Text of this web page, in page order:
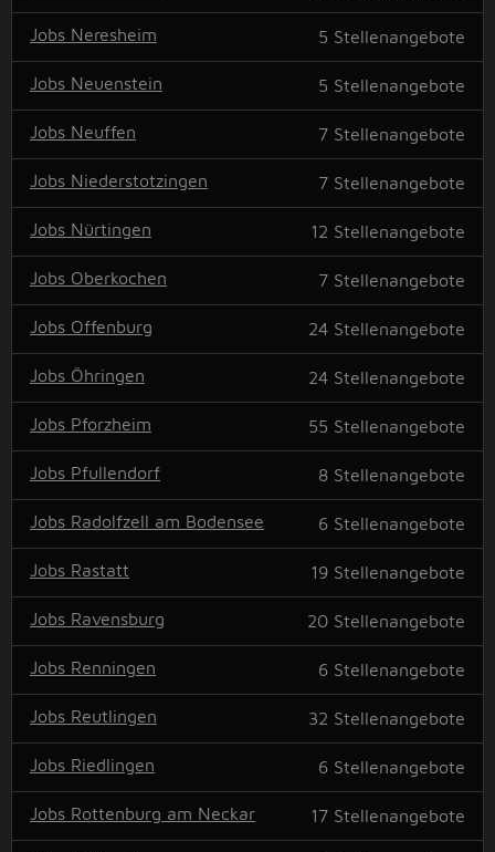
Jobs Neresheim 5 Stellenangebote
Jobs Neuenstein 5 Stellenangebote
Jobs Neuffen 7 Stellenangebote
Jobs Niederstotzingen 7 Stellenangebote
Jobs Nürtingen 12 Stellenangebote
Jobs Oberkochen 7 Stellenangebote
Jobs Offenburg 24 Stellenangebote
Jobs Öhringen 24 Stellenangebote
Jobs Pforzheim 55 Stellenangebote
Jobs Pfullendorf 8 Stellenangebote
Jobs Radolfzell am Bodensee 6 Stellenangebote
Jobs Rastatt 19 Stellenangebote
Jobs Ravensburg 20 Stellenangebote
Jobs Renningen 6 Stellenangebote
Jobs Reutlingen 32 Stellenangebote
Jobs Riedlingen 6 Stellenangebote
Jobs Rottenburg am Neckar 17 Stellenangebote